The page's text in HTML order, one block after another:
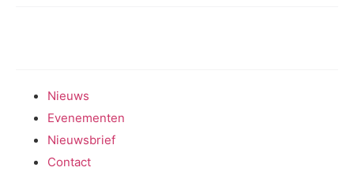
Nieuws
Evenementen
Nieuwsbrief
Contact